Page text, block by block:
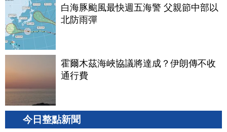
白海豚颱風最快週五海警 父親節中部以
北防雨彈
霍爾木茲海峽協議將達成？伊朗傳不收
通行費
今日整點新聞